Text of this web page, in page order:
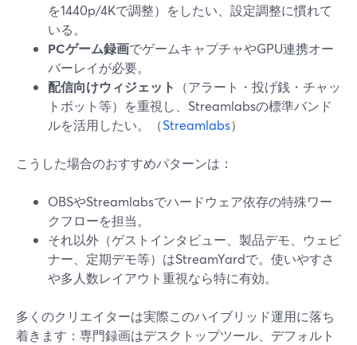
を1440p/4Kで調整）をしたい、設定調整に慣れて
いる。
PCゲーム録画でゲームキャプチャやGPU連携オー
バーレイが必要。
配信向けウィジェット
（アラート・投げ銭・チャッ
トボット等）を重視し、Streamlabsの標準バンド
ルを活用したい。（Streamlabs）
こうした場合のおすすめパターンは：
OBSやStreamlabsでハードウェア依存の特殊ワー
クフローを担当。
それ以外（ゲストインタビュー、製品デモ、ウェビ
ナー、定期デモ等）はStreamYardで。使いやすさ
や多人数レイアウト重視なら特に有効。
多くのクリエイターは実際このハイブリッド運用に落ち
着きます：専門録画はデスクトップツール、デフォルト